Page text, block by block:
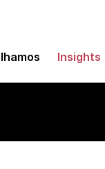
Insights